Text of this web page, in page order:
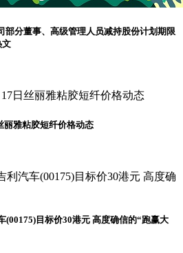
部分董事、高级管理人员减持股份计划期限
文
丽雅粘胶短纤价格动态
(00175)目标价30港元 高度确信的“跑赢大